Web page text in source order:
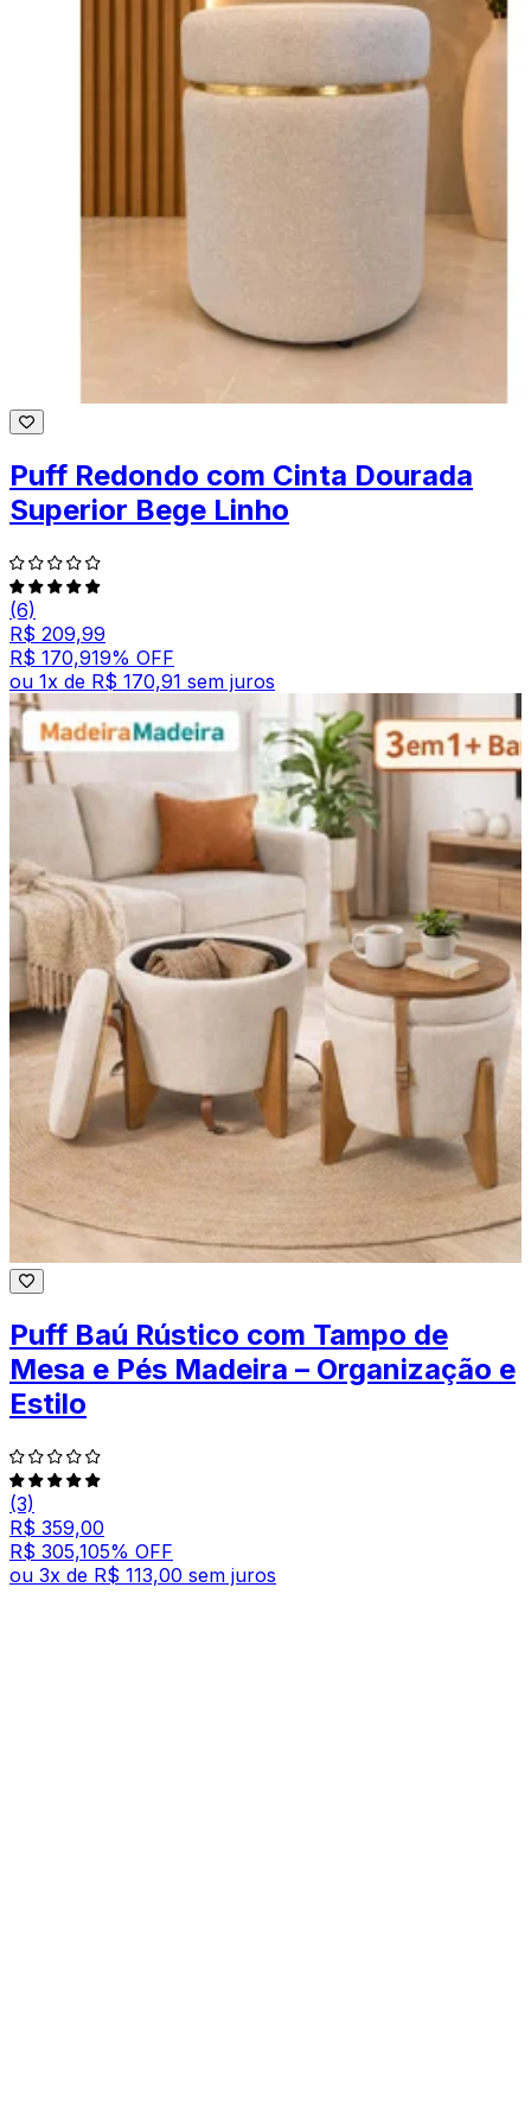
Puff Redondo com Cinta Dourada
Superior Bege Linho
(6)
R$ 209,99
R$ 170,919% OFF
ou 1x de R$ 170,91 sem juros
Puff Baú Rústico com Tampo de
Mesa e Pés Madeira – Organização e
Estilo
(3)
R$ 359,00
R$ 305,105% OFF
ou 3x de R$ 113,00 sem juros